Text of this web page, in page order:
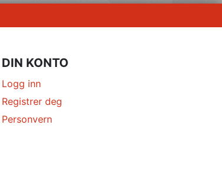
DIN KONTO
Logg inn
Registrer deg
Personvern